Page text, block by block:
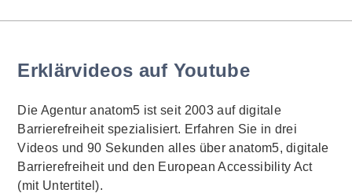
Erklärvideos auf Youtube
Die Agentur anatom5 ist seit 2003 auf digitale
Barrierefreiheit spezialisiert. Erfahren Sie in drei
Videos und 90 Sekunden alles über anatom5, digitale
Barrierefreiheit und den European Accessibility Act
(mit Untertitel).